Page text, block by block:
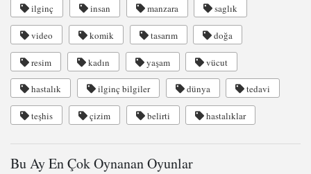
ilginç insan manzara saglık
video komik tasarım doğa
resim kadın yaşam vücut
hastalık ilginç bilgiler dünya tedavi
teşhis çizim belirti hastalıklar
Bu Ay En Çok Oynanan Oyunlar